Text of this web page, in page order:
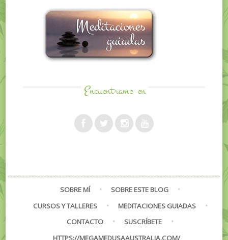
Encuentrame en
SOBRE MÍ
SOBRE ESTE BLOG
CURSOS Y TALLERES
MEDITACIONES GUIADAS
CONTACTO
SUSCRÍBETE
HTTPS://MEGAMEDUSAAUSTRALIA.COM/